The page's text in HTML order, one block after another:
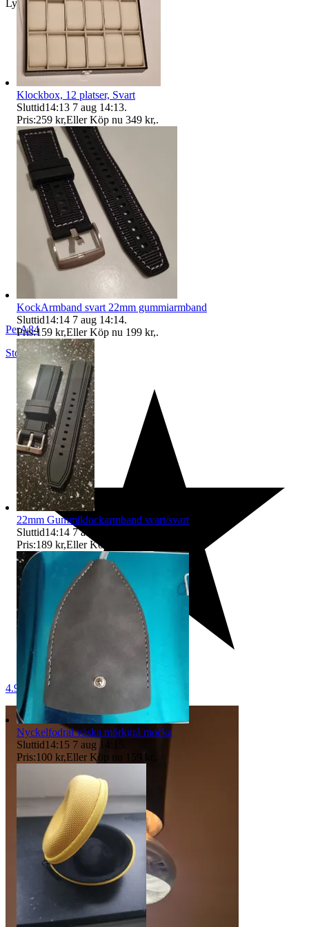
Lycka till i budgivningen
PerA84
Stocksund,Sverige
4.9
Klockbox, 12 platser, Svart
Sluttid14:13 7 aug 14:13.
Pris:259 kr,Eller Köp nu 349 kr,.
KockArmband svart 22mm gummiarmband
Sluttid14:14 7 aug 14:14.
Pris:159 kr,Eller Köp nu 199 kr,.
22mm Gummiklockarmband svart/svart
Sluttid14:14 7 aug 14:14
Pris:189 kr,Eller Köp nu
Nyckelfodral väska mörkgrå mocka
Sluttid14:15 7 aug 14:15
Pris:100 kr,Eller Köp nu 159 kr